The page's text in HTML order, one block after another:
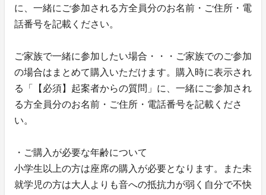
に、一緒にご参加される方全員分のお名前・ご住所・電
話番号を記載ください。
ご家族で一緒に参加したい場合・・・ご家族でのご参加
の場合はまとめて購入いただけます。購入時に表示され
る「【必須】起案者からの質問」に、一緒にご参加され
る方全員分のお名前・ご住所・電話番号を記載くださ
い。
・ご購入が必要な年齢について
小学生以上の方は座席の購入が必要となります。また未
就学児の方は大人よりも音への抵抗力が弱く自分で不快